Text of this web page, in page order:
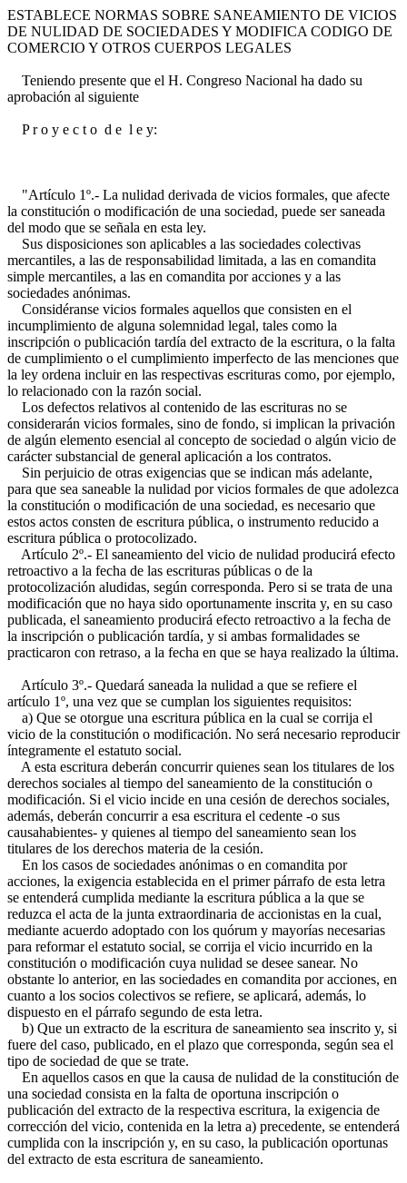
ESTABLECE NORMAS SOBRE SANEAMIENTO DE VICIOS
DE NULIDAD DE SOCIEDADES Y MODIFICA CODIGO DE
COMERCIO Y OTROS CUERPOS LEGALES
Teniendo presente que el H. Congreso Nacional ha dado su
aprobación al siguiente
P r o y e c t o d e l e y:
"Artículo 1º.- La nulidad derivada de vicios formales, que afecte
la constitución o modificación de una sociedad, puede ser saneada
del modo que se señala en esta ley.
Sus disposiciones son aplicables a las sociedades colectivas
mercantiles, a las de responsabilidad limitada, a las en comandita
simple mercantiles, a las en comandita por acciones y a las
sociedades anónimas.
Considéranse vicios formales aquellos que consisten en el
incumplimiento de alguna solemnidad legal, tales como la
inscripción o publicación tardía del extracto de la escritura, o la falta
de cumplimiento o el cumplimiento imperfecto de las menciones que
la ley ordena incluir en las respectivas escrituras como, por ejemplo,
lo relacionado con la razón social.
Los defectos relativos al contenido de las escrituras no se
considerarán vicios formales, sino de fondo, si implican la privación
de algún elemento esencial al concepto de sociedad o algún vicio de
carácter substancial de general aplicación a los contratos.
Sin perjuicio de otras exigencias que se indican más adelante,
para que sea saneable la nulidad por vicios formales de que adolezca
la constitución o modificación de una sociedad, es necesario que
estos actos consten de escritura pública, o instrumento reducido a
escritura pública o protocolizado.
Artículo 2º.- El saneamiento del vicio de nulidad producirá efecto
retroactivo a la fecha de las escrituras públicas o de la
protocolización aludidas, según corresponda. Pero si se trata de una
modificación que no haya sido oportunamente inscrita y, en su caso
publicada, el saneamiento producirá efecto retroactivo a la fecha de
la inscripción o publicación tardía, y si ambas formalidades se
practicaron con retraso, a la fecha en que se haya realizado la última.
Artículo 3º.- Quedará saneada la nulidad a que se refiere el
artículo 1º, una vez que se cumplan los siguientes requisitos:
a) Que se otorgue una escritura pública en la cual se corrija el
vicio de la constitución o modificación. No será necesario reproducir
íntegramente el estatuto social.
A esta escritura deberán concurrir quienes sean los titulares de los
derechos sociales al tiempo del saneamiento de la constitución o
modificación. Si el vicio incide en una cesión de derechos sociales,
además, deberán concurrir a esa escritura el cedente -o sus
causahabientes- y quienes al tiempo del saneamiento sean los
titulares de los derechos materia de la cesión.
En los casos de sociedades anónimas o en comandita por
acciones, la exigencia establecida en el primer párrafo de esta letra
se entenderá cumplida mediante la escritura pública a la que se
reduzca el acta de la junta extraordinaria de accionistas en la cual,
mediante acuerdo adoptado con los quórum y mayorías necesarias
para reformar el estatuto social, se corrija el vicio incurrido en la
constitución o modificación cuya nulidad se desee sanear. No
obstante lo anterior, en las sociedades en comandita por acciones, en
cuanto a los socios colectivos se refiere, se aplicará, además, lo
dispuesto en el párrafo segundo de esta letra.
b) Que un extracto de la escritura de saneamiento sea inscrito y, si
fuere del caso, publicado, en el plazo que corresponda, según sea el
tipo de sociedad de que se trate.
En aquellos casos en que la causa de nulidad de la constitución de
una sociedad consista en la falta de oportuna inscripción o
publicación del extracto de la respectiva escritura, la exigencia de
corrección del vicio, contenida en la letra a) precedente, se entenderá
cumplida con la inscripción y, en su caso, la publicación oportunas
del extracto de esta escritura de saneamiento.